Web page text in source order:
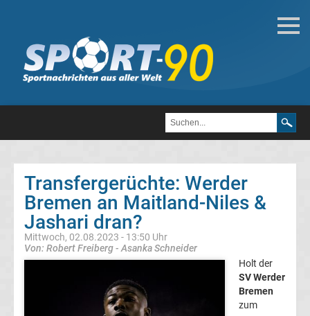
Deutsche
Transfergerüchte
FC
Heidenheim
1846
Transfergerüchte: Werder
Bremen an Maitland-Niles &
Jashari dran?
Mittwoch, 02.08.2023 - 13:50 Uhr
Von: Robert Freiberg - Asanka Schneider
Holt der
SV Werder
Bremen
zum